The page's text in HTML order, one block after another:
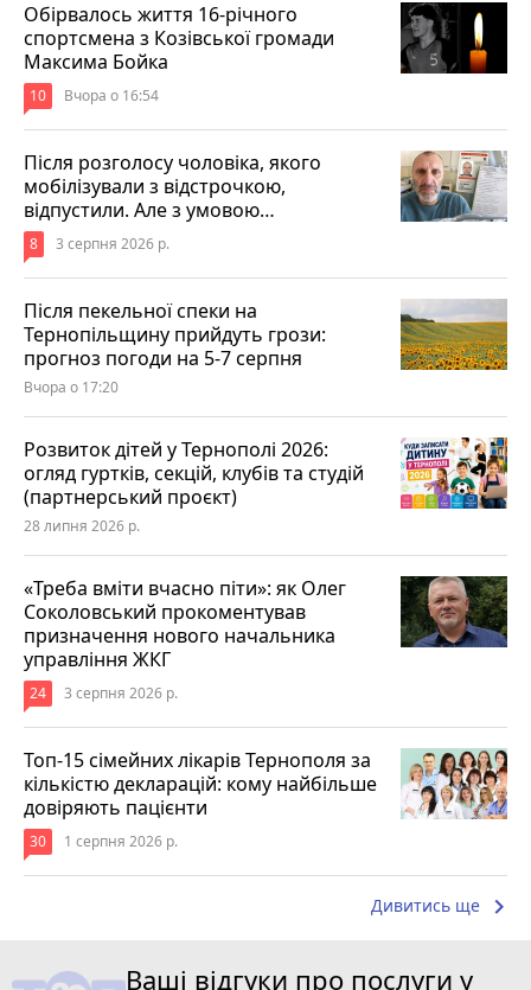
Обірвалось життя 16-річного
спортсмена з Козівської громади
Максима Бойка
10 Вчора о 16:54
Після розголосу чоловіка, якого
мобілізували з відстрочкою,
відпустили. Але з умовою…
8 3 серпня 2026 р.
Після пекельної спеки на
Тернопільщину прийдуть грози:
прогноз погоди на 5-7 серпня
Вчора о 17:20
Розвиток дітей у Тернополі 2026:
огляд гуртків, секцій, клубів та студій
(партнерський проєкт)
28 липня 2026 р.
«Треба вміти вчасно піти»: як Олег
Соколовський прокоментував
призначення нового начальника
управління ЖКГ
24 3 серпня 2026 р.
Топ-15 сімейних лікарів Тернополя за
кількістю декларацій: кому найбільше
довіряють пацієнти
30 1 серпня 2026 р.
Дивитись ще keyboard_arrow_right
Ваші відгуки про послуги у